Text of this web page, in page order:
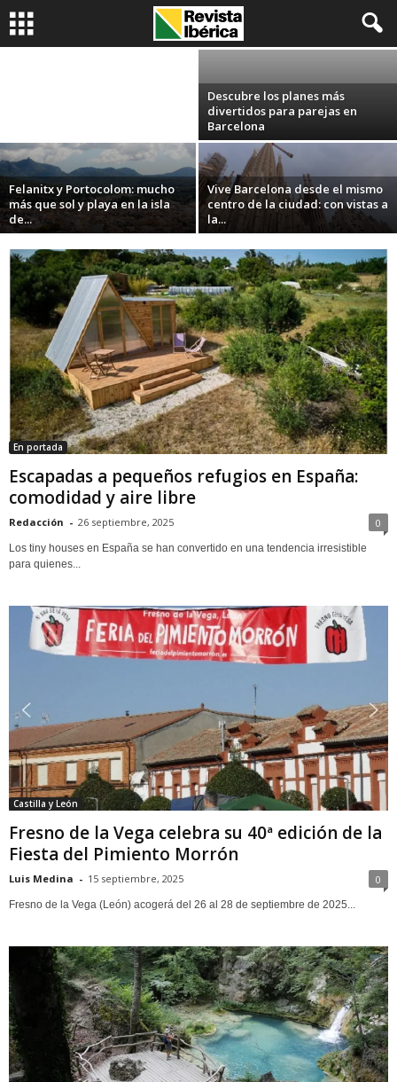
activo en Asturias
Redacción
Pirineo francés: esquiar en el
alma del Pirineo
Descubre los planes más
divertidos para parejas en
Barcelona
Felanitx y Portocolom: mucho
más que sol y playa en la isla
de...
Vive Barcelona desde el mismo
centro de la ciudad: con vistas a
la...
En portada
Escapadas a pequeños refugios en España:
comodidad y aire libre
Redacción - 26 septiembre, 2025 0
Los tiny houses en España se han convertido en una tendencia irresistible
para quienes...
Castilla y León
Fresno de la Vega celebra su 40ª edición de la
Fiesta del Pimiento Morrón
Luis Medina - 15 septiembre, 2025 0
Fresno de la Vega (León) acogerá del 26 al 28 de septiembre de 2025...